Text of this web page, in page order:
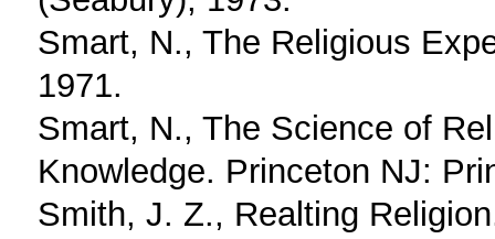
Smart, N., The Religious
1971.
Smart, N., The Science of
Knowledge. Princeton NJ:
Smith, J. Z., Realting